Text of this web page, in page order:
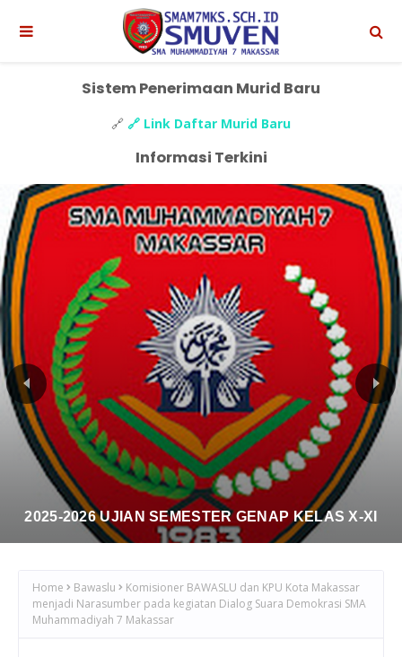
Sistem Penerimaan Murid Baru
🔗 🔗 Link Daftar Murid Baru
Informasi Terkini
2025-2026 UJIAN SEMESTER GENAP KELAS X-XI
Home Bawaslu
Komisioner BAWASLU dan KPU Kota Makassar
menjadi Narasumber pada kegiatan Dialog Suara Demokrasi SMA
Muhammadiyah 7 Makassar